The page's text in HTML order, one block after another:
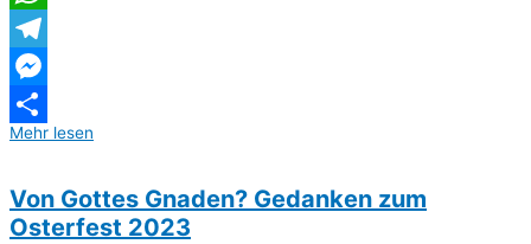
WhatsApp
Telegram
Messenger
Teilen
Mehr lesen
Von Gottes Gnaden? Gedanken zum
Osterfest 2023